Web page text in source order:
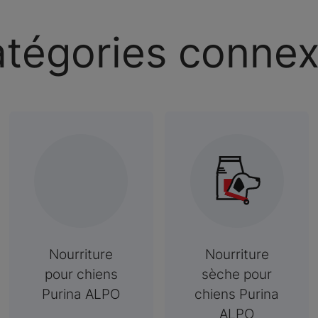
Nourriture
pour chiens
Purina ALPO
Nourriture
sèche pour
chiens Purina
ALPO